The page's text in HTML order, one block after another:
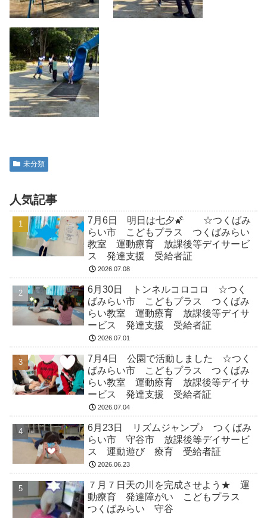
未分類
人気記事
7月6日 明日は七夕🌠 ☆つくばみ
らい市 こどもプラス つくばみらい
教室 運動療育 放課後等デイサービ
ス 発達支援 受給者証
2026.07.08
6月30日 トンネルコロコロ ☆つく
ばみらい市 こどもプラス つくばみ
らい教室 運動療育 放課後等デイサ
ービス 発達支援 受給者証
2026.07.01
7月4日 公園で活動しました ☆つく
ばみらい市 こどもプラス つくばみ
らい教室 運動療育 放課後等デイサ
ービス 発達支援 受給者証
2026.07.04
6月23日 リズムジャンプ♪ つくばみ
らい市 守谷市 放課後等デイサービ
ス 運動遊び 療育 受給者証
2026.06.23
７月７日天の川を完成させよう★ 運
動療育 発達障がい こどもプラス
つくばみらい 守谷